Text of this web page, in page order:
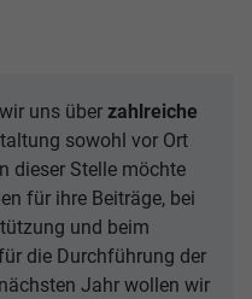
uns über zahlreiche
sowohl vor Ort
dieser Stelle möchte
für ihre Beiträge, bei
und beim
die Durchführung der
Jahr wollen wir